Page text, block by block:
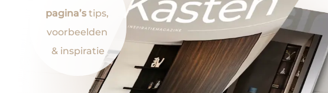
pagina’stips,
voorbeelden
& inspiratie